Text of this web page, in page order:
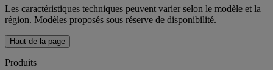
Les caractéristiques techniques peuvent varier selon le modèle et la
région. Modèles proposés sous réserve de disponibilité.
Haut de la page
Produits